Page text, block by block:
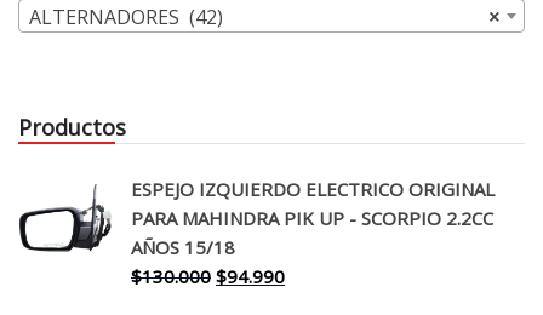
×
ALTERNADORES (42)
Productos
ESPEJO IZQUIERDO ELECTRICO ORIGINAL
PARA MAHINDRA PIK UP - SCORPIO 2.2CC
AÑOS 15/18
$130.000 El
$94.990El